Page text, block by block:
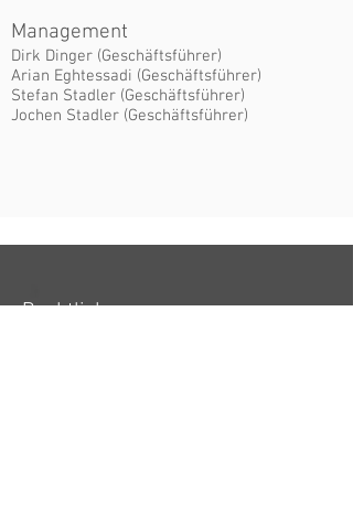
Management
Dirk Dinger (Geschäftsführer)
Arian Eghtessadi (Geschäftsführer)
Stefan Stadler (Geschäftsführer)
Jochen Stadler (Geschäftsführer)
Rechtliches